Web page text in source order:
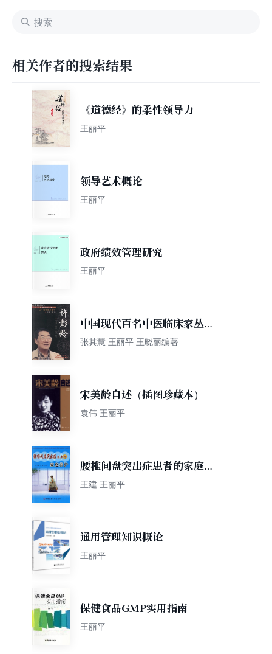
相关作者的搜索结果
《道德经》的柔性领导力
王丽平
领导艺术概论
王丽平
政府绩效管理研究
王丽平
中国现代百名中医临床家丛书.
许彭龄
张其慧 王丽平 王晓丽编著
宋美龄自述（插图珍藏本）
袁伟 王丽平
腰椎间盘突出症患者的家庭养
护
王建 王丽平
通用管理知识概论
王丽平
保健食品GMP实用指南
王丽平